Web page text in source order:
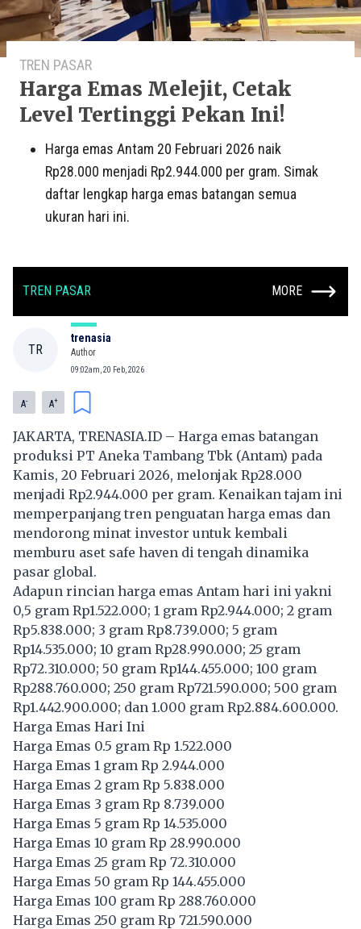
TREN PASAR
Harga Emas Melejit, Cetak
Level Tertinggi Pekan Ini!
Harga emas Antam 20 Februari 2026 naik
Rp28.000 menjadi Rp2.944.000 per gram. Simak
daftar lengkap harga emas batangan semua
ukuran hari ini.
TREN PASAR MORE
TR
trenasia
Author
09:02am, 20 Feb, 2026
A- A+
JAKARTA, TRENASIA.ID – Harga emas batangan
produksi PT Aneka Tambang Tbk (Antam) pada
Kamis, 20 Februari 2026, melonjak Rp28.000
menjadi Rp2.944.000 per gram. Kenaikan tajam ini
memperpanjang tren penguatan harga emas dan
mendorong minat investor untuk kembali
memburu aset safe haven di tengah dinamika
pasar global.
Adapun rincian harga emas Antam hari ini yakni
0,5 gram Rp1.522.000; 1 gram Rp2.944.000; 2 gram
Rp5.838.000; 3 gram Rp8.739.000; 5 gram
Rp14.535.000; 10 gram Rp28.990.000; 25 gram
Rp72.310.000; 50 gram Rp144.455.000; 100 gram
Rp288.760.000; 250 gram Rp721.590.000; 500 gram
Rp1.442.900.000; dan 1.000 gram Rp2.884.600.000.
Harga Emas Hari Ini
Harga Emas 0.5 gram Rp 1.522.000
Harga Emas 1 gram Rp 2.944.000
Harga Emas 2 gram Rp 5.838.000
Harga Emas 3 gram Rp 8.739.000
Harga Emas 5 gram Rp 14.535.000
Harga Emas 10 gram Rp 28.990.000
Harga Emas 25 gram Rp 72.310.000
Harga Emas 50 gram Rp 144.455.000
Harga Emas 100 gram Rp 288.760.000
Harga Emas 250 gram Rp 721.590.000